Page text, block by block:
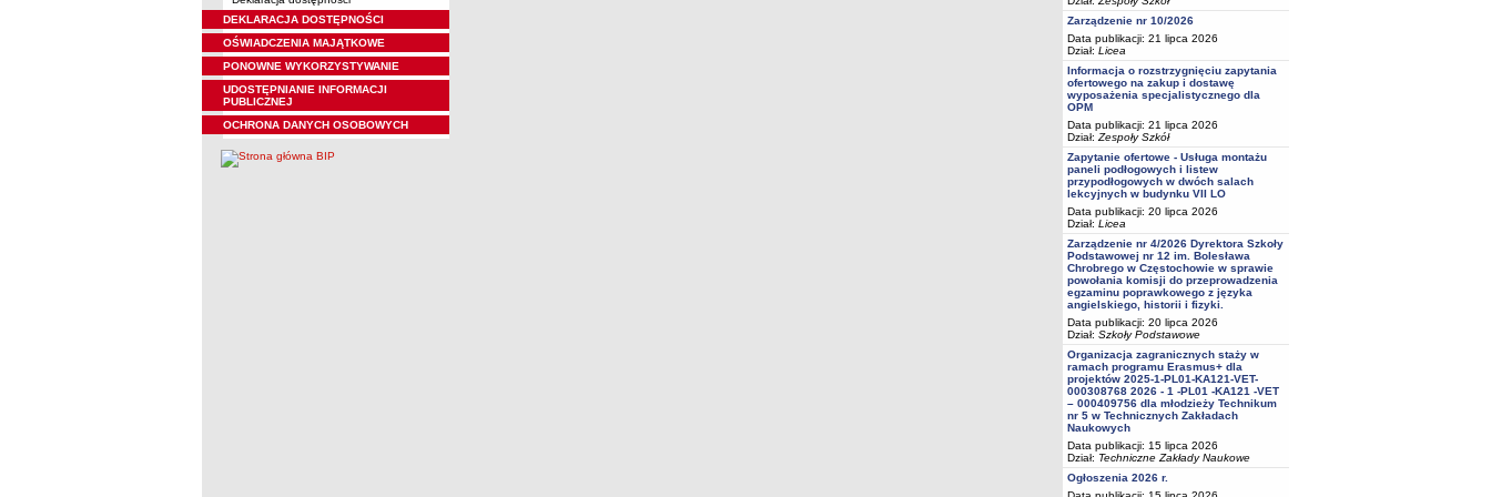
DEKLARACJA DOSTĘPNOŚCI
OŚWIADCZENIA MAJĄTKOWE
PONOWNE WYKORZYSTYWANIE
UDOSTĘPNIANIE INFORMACJI
PUBLICZNEJ
OCHRONA DANYCH OSOBOWYCH
Zarządzenie nr 10/2026
Data publikacji: 21 lipca 2026
Dział: Licea
Informacja o rozstrzygnięciu zapytania
ofertowego na zakup i dostawę
wyposażenia specjalistycznego dla
OPM
Data publikacji: 21 lipca 2026
Dział: Zespoły Szkół
Zapytanie ofertowe - Usługa montażu
paneli podłogowych i listew
przypodłogowych w dwóch salach
lekcyjnych w budynku VII LO
Data publikacji: 20 lipca 2026
Dział: Licea
Zarządzenie nr 4/2026 Dyrektora Szkoły
Podstawowej nr 12 im. Bolesława
Chrobrego w Częstochowie w sprawie
powołania komisji do przeprowadzenia
egzaminu poprawkowego z języka
angielskiego, historii i fizyki.
Data publikacji: 20 lipca 2026
Dział: Szkoły Podstawowe
Organizacja zagranicznych staży w
ramach programu Erasmus+ dla
projektów 2025-1-PL01-KA121-VET-
000308768 2026 - 1 -PL01 -KA121 -VET
– 000409756 dla młodzieży Technikum
nr 5 w Technicznych Zakładach
Naukowych
Data publikacji: 15 lipca 2026
Dział: Techniczne Zakłady Naukowe
Ogłoszenia 2026 r.